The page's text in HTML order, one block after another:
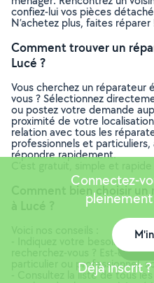
confiez-lui vos pièces
N’achetez plus, faites réparer
Comment trouver un
Lucé ?
Vous cherchez un
vous ? Sélectionnez
ou postez votre demande
proximité de votre
relation avec tous les
professionnels et
répondre rapidement.
Comment bien choisir
- Indiquez votre besoin en
recherchez-vous ? Est-ce
particulier ou professionnel,
- Consultez la liste de tous
Connectez-
Déjà inscrit